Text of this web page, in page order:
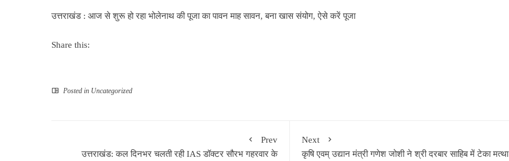
उत्तराखंड : आज से शुरू हो रहा भोलेनाथ की पूजा का पावन माह सावन, बना खास संयोग, ऐसे करें पूजा
Share this:
Posted in Uncategorized
Prev
उत्तराखंड: कल दिनभर चलती रही IAS डॉक्टर सौरभ गहरवार के
Next
कृषि एवम् उद्यान मंत्री गणेश जोशी ने श्री दरबार साहिब में टेका मत्था